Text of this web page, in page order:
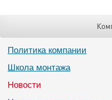
Политика компании
Школа монтажа
Новости